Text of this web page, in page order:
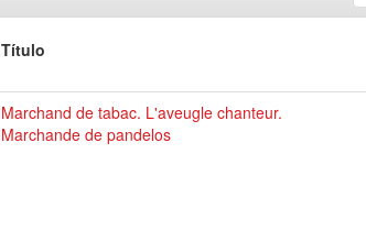
Título
Marchand de tabac. L'aveugle chanteur.
Marchande de pandelos